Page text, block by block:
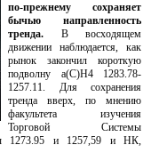
по-прежнему сохраняет
бычью направленность
тренда. В восходящем
движении наблюдается, как
рынок закончил короткую
подволну а(С)H4 1283.78-
1257.11. Для сохранения
тренда вверх, по мнению
факультета изучения
Торговой Системы
1273.95 и 1257,59 и НК,